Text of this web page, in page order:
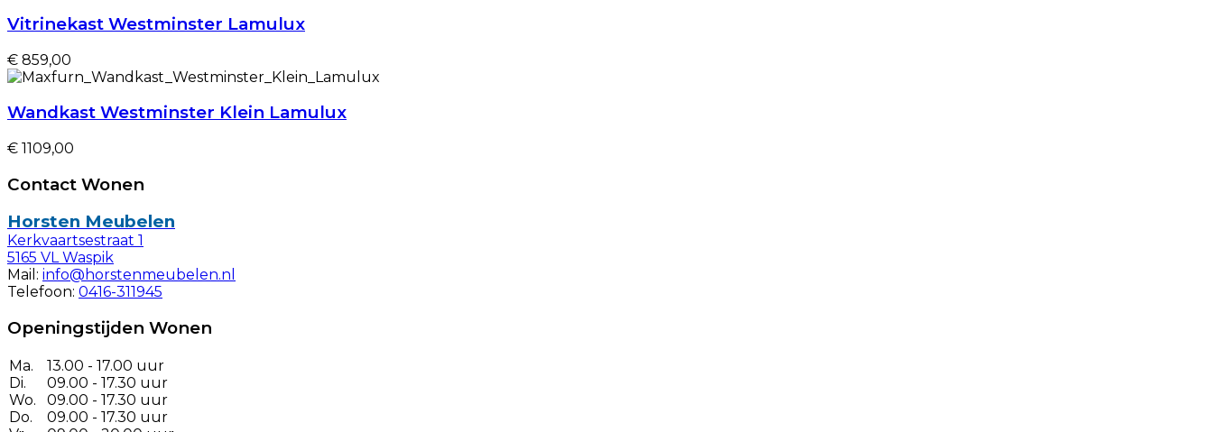
Vitrinekast Westminster Lamulux
€ 859,00
Wandkast Westminster Klein Lamulux
€ 1109,00
Contact Wonen
Horsten Meubelen
Kerkvaartsestraat 1
5165 VL Waspik
Mail: info@horstenmeubelen.nl
Telefoon: 0416-311945
Openingstijden Wonen
Ma.
Di.
Wo.
Do.
13.00 - 17.00 uur
09.00 - 17.30 uur
09.00 - 17.30 uur
09.00 - 17.30 uur